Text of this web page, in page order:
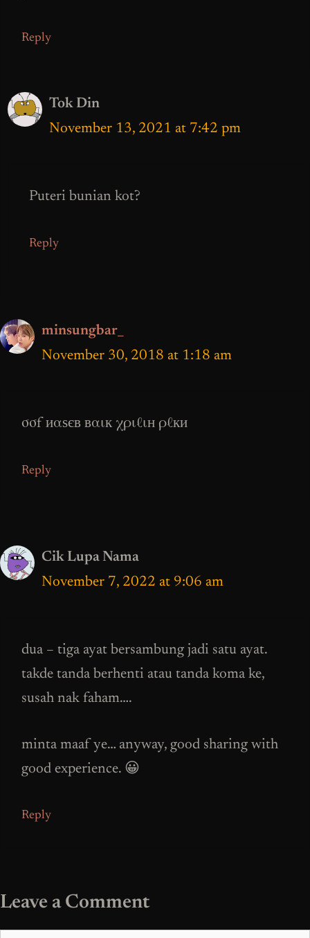
Reply
Tok Din
November 13, 2021 at 7:42 pm
Puteri bunian kot?
Reply
minsungbar_
November 30, 2018 at 1:18 am
σσf иαѕєв вαιк χριℓιн ρℓки
Reply
Cik Lupa Nama
November 7, 2022 at 9:06 am
dua – tiga ayat bersambung jadi satu ayat.
takde tanda berhenti atau tanda koma ke,
susah nak faham….
minta maaf ye… anyway, good sharing with
good experience. 😀
Reply
Leave a Comment